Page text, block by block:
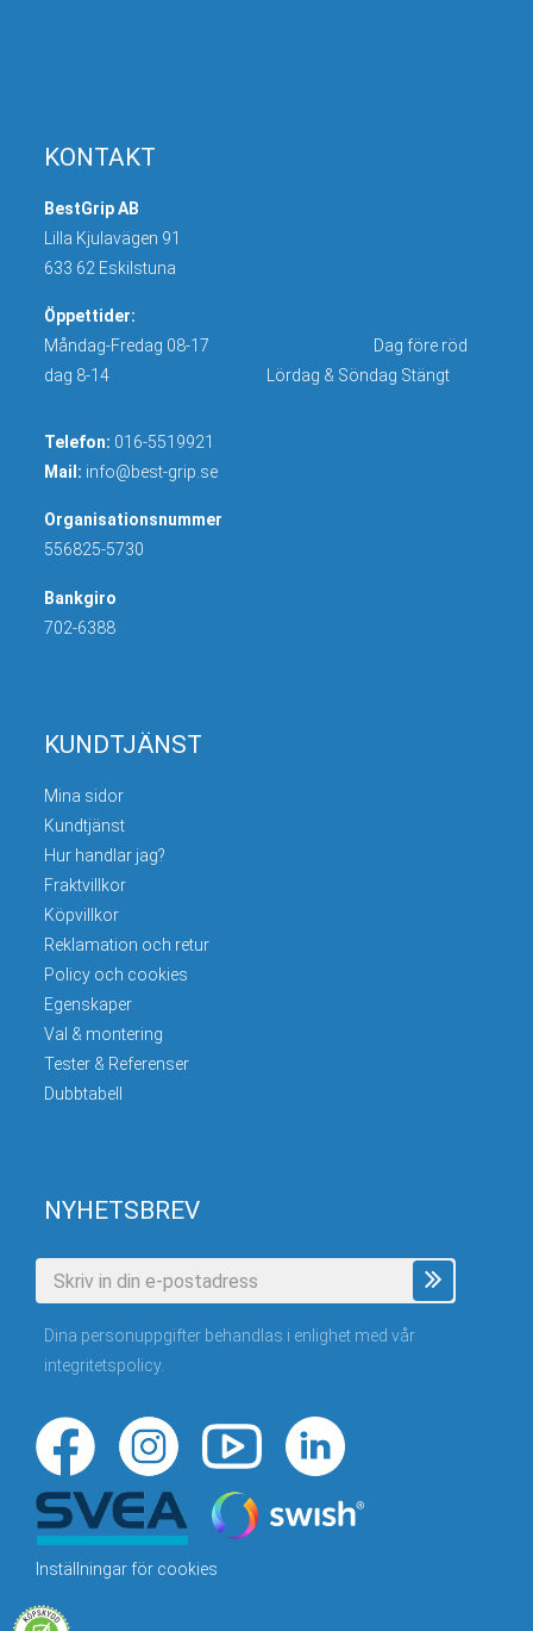
KONTAKT
BestGrip AB
Lilla Kjulavägen 91
633 62 Eskilstuna
Öppettider:
Måndag-Fredag 08-17 Dag före röd
dag 8-14 Lördag & Söndag Stängt
Telefon: 016-5519921
Mail: info@best-grip.se
Organisationsnummer
556825-5730
Bankgiro
702-6388
KUNDTJÄNST
Mina sidor
Kundtjänst
Hur handlar jag?
Fraktvillkor
Köpvillkor
Reklamation och retur
Policy och cookies
Egenskaper
Val & montering
Tester & Referenser
Dubbtabell
NYHETSBREV
Dina personuppgifter behandlas i enlighet med vår
integritetspolicy.
Inställningar för cookies